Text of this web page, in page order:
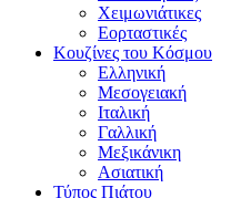
Χειμωνιάτικες
Εορταστικές
Κουζίνες του Κόσμου
Ελληνική
Μεσογειακή
Ιταλική
Γαλλική
Μεξικάνικη
Ασιατική
Τύπος Πιάτου